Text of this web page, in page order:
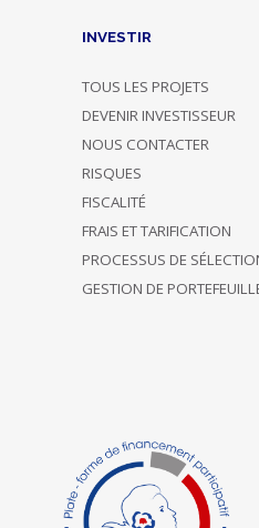
INVESTIR
TOUS LES PROJETS
DEVENIR INVESTISSEUR
NOUS CONTACTER
RISQUES
FISCALITÉ
FRAIS ET TARIFICATION
PROCESSUS DE
GESTION DE